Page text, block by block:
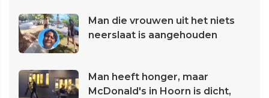
Man die vrouwen uit het niets
neerslaat is aangehouden
Man heeft honger, maar
McDonald's in Hoorn is dicht,